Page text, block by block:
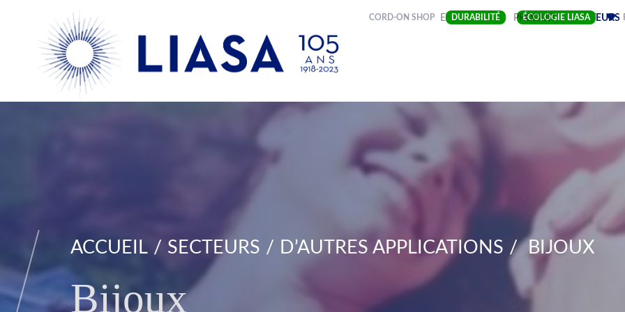
CORD-ON SHOP DURABILITÉ ÉCOLOGIE LIASA
ENTREPRISE(CURRENT)
PRODUIT SECTEURS
ACCUEIL SECTEURS D’AUTRES APPLICATIONS BIJOUX
Bijoux